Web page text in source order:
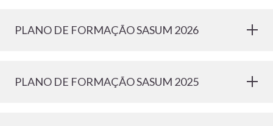
PLANO DE FORMAÇÃO SASUM 2026
PLANO DE FORMAÇÃO SASUM 2025